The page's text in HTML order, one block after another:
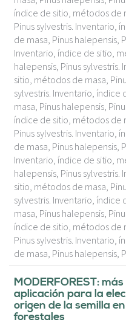
índice de sitio, métodos de
Pinus sylvestris. Inventario,
de masa, Pinus halepensis,
Inventario, índice de sitio,
halepensis, Pinus
sitio, métodos de masa,
sylvestris. Inventario,
masa, Pinus halepensis,
índice de sitio, métodos de
Pinus sylvestris. Inventario,
de masa, Pinus halepensis,
Inventario, índice de sitio,
halepensis, Pinus
sitio, métodos de masa,
sylvestris. Inventario,
masa, Pinus halepensis,
índice de sitio, métodos de
Pinus sylvestris. Inventario,
de masa, Pinus halepensis,
MODERFOREST:
aplicación para la
origen de la semilla
forestales